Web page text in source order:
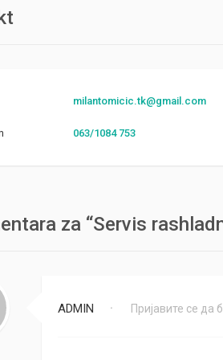
milantomicic.tk@gmail.com
063/1084 753
za “Servis
ADMIN • Пријавите се да